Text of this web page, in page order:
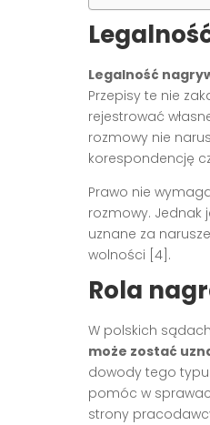
Legalność
Przepisy te nie
rejestrować
rozmowy nie
korespondencję
Prawo nie
rozmowy. Jednak
uznane za
wolności [4].
Rola
W polskich
może zostać
dowody tego typu
pomóc w
strony